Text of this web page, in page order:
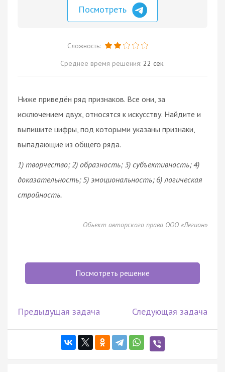
Посмотреть
Сложность:
Среднее время решения: 22 сек.
Ниже приведён ряд признаков. Все они, за
исключением двух, относятся к искусству. Найдите и
выпишите цифры, под которыми указаны признаки,
выпадающие из общего ряда.
1) творчество; 2) образность; 3) субъективность; 4)
доказательность; 5) эмоциональность; 6) логическая
стройность.
Объект авторского права ООО «Легион»
Посмотреть решение
Предыдущая задача Следующая задача